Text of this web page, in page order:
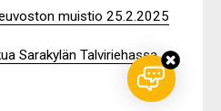
muistio 25.2.2025
Sarakylän Talviriehassa